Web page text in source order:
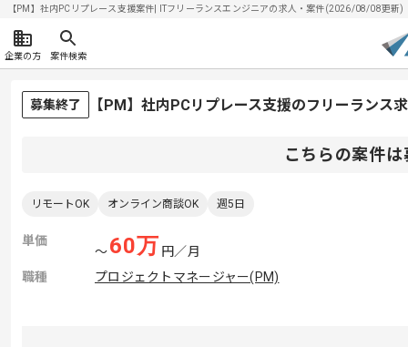
【PM】社内PCリプレース支援案件| ITフリーランスエンジニアの求人・案件(2026/08/08更新)
企業の方 案件検索
募集終了 【PM】社内PCリプレース支援のフリーランス
こちらの案件
リモートOK オンライン商談OK 週5日
単価
〜60万 円／月
職種
プロジェクトマネージャー(PM)